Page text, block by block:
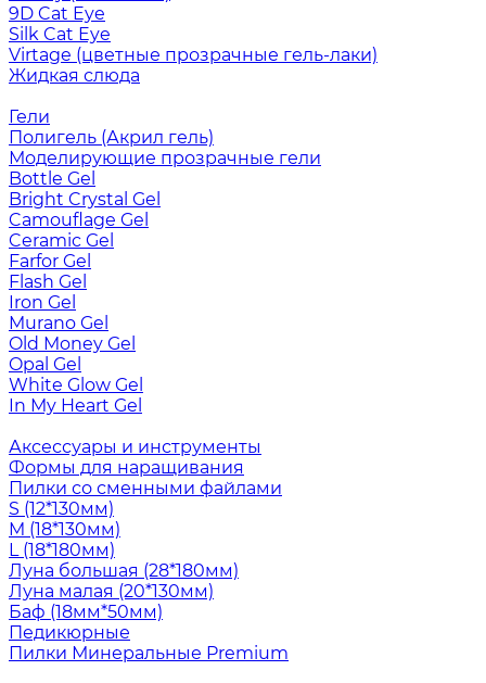
9D Cat Eye
Silk Cat Eye
Virtage (цветные прозрачные гель-лаки)
Жидкая слюда
Гели
Полигель (Акрил гель)
Моделирующие прозрачные гели
Bottle Gel
Bright Crystal Gel
Camouflage Gel
Ceramic Gel
Farfor Gel
Flash Gel
Iron Gel
Murano Gel
Old Money Gel
Opal Gel
White Glow Gel
In My Heart Gel
Аксессуары и инструменты
Формы для наращивания
Пилки со сменными файлами
S (12*130мм)
M (18*130мм)
L (18*180мм)
Луна большая (28*180мм)
Луна малая (20*130мм)
Баф (18мм*50мм)
Педикюрные
Пилки Минеральные Premium